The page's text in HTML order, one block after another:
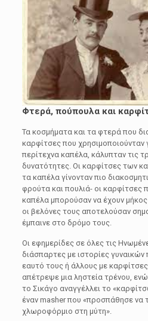
Φτερά, πούπουλα και
Τα κοσμήματα και τα φτερά που
καρφίτσες που χρησιμοποιούνταν
περίτεχνα καπέλα, κάλυπταν τις
δυνατότητες. Οι καρφίτσες των
τα καπέλα γίνονταν πιο
φρούτα και πουλιά- οι
καπέλα μπορούσαν να έχουν
οι βελόνες τους αποτελούσαν
έμπαινε στο δρόμο τους.
Οι εφημερίδες σε όλες τις
διάσπαρτες με ιστορίες
εαυτό τους ή άλλους με
απέτρεψε μια ληστεία τρένου,
το Σικάγο αναγγέλλει το
έναν masher που «προσπάθησε να
χλωροφόρμιο στη μύτη».